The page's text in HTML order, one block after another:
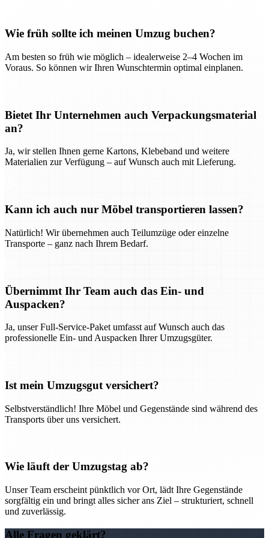
Wie früh sollte ich meinen Umzug buchen?
Am besten so früh wie möglich – idealerweise 2–4 Wochen im
Voraus. So können wir Ihren Wunschtermin optimal einplanen.
Bietet Ihr Unternehmen auch Verpackungsmaterial
an?
Ja, wir stellen Ihnen gerne Kartons, Klebeband und weitere
Materialien zur Verfügung – auf Wunsch auch mit Lieferung.
Kann ich auch nur Möbel transportieren lassen?
Natürlich! Wir übernehmen auch Teilumzüge oder einzelne
Transporte – ganz nach Ihrem Bedarf.
Übernimmt Ihr Team auch das Ein- und
Auspacken?
Ja, unser Full-Service-Paket umfasst auf Wunsch auch das
professionelle Ein- und Auspacken Ihrer Umzugsgüter.
Ist mein Umzugsgut versichert?
Selbstverständlich! Ihre Möbel und Gegenstände sind während des
Transports über uns versichert.
Wie läuft der Umzugstag ab?
Unser Team erscheint pünktlich vor Ort, lädt Ihre Gegenstände
sorgfältig ein und bringt alles sicher ans Ziel – strukturiert, schnell
und zuverlässig.
Alle Fragen geklärt?